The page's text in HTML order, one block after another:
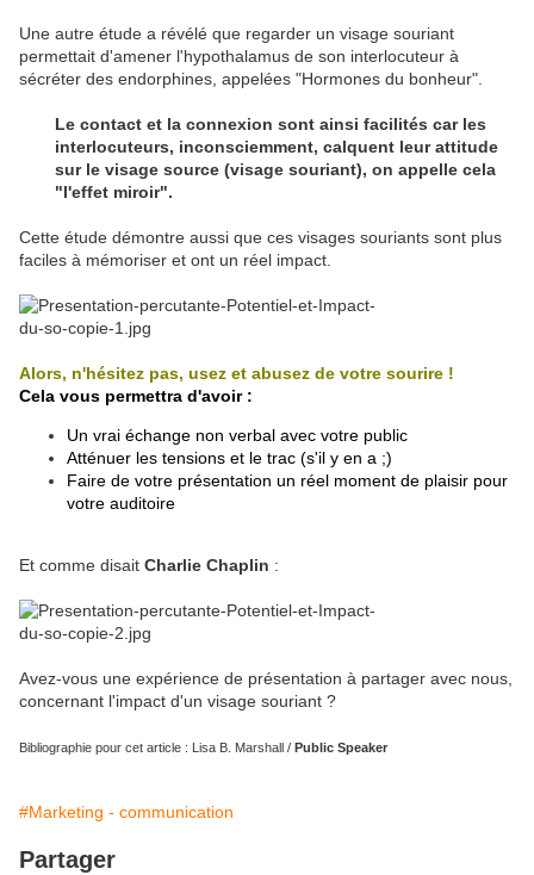
Une autre étude a révélé que regarder un visage souriant
permettait d'amener l'hypothalamus de son interlocuteur à
sécréter des endorphines, appelées "Hormones du bonheur".
Le contact et la connexion sont ainsi facilités car les
interlocuteurs, inconsciemment, calquent leur attitude
sur le visage source (visage souriant), on appelle cela
"l'effet miroir".
Cette étude démontre aussi que ces visages souriants sont plus
faciles à mémoriser et ont un réel impact.
Alors, n'hésitez pas, usez et abusez de votre sourire !
Cela vous permettra d'avoir :
Un vrai échange non verbal avec votre public
Atténuer les tensions et le trac (s'il y en a ;)
Faire de votre présentation un réel moment de plaisir pour
votre auditoire
Et comme disait Charlie Chaplin :
Avez-vous une expérience de présentation à partager avec nous,
concernant l'impact d'un visage souriant ?
Bibliographie pour cet article : Lisa B. Marshall / Public Speaker
#Marketing - communication
Partager